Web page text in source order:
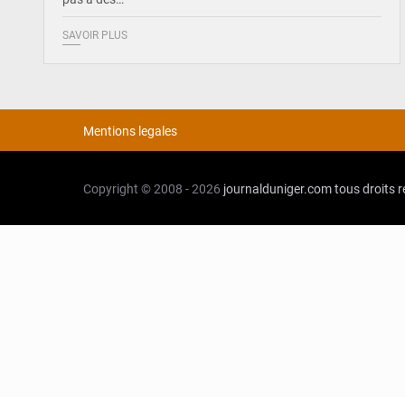
SAVOIR PLUS
Mentions legales
Copyright © 2008 - 2026 journalduniger.comtous droits